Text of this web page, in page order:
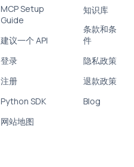
MCP Setup
Guide
建议一个 API
登录
注册
Python SDK
网站地图
知识库
条款和条
件
隐私政策
退款政策
Blog